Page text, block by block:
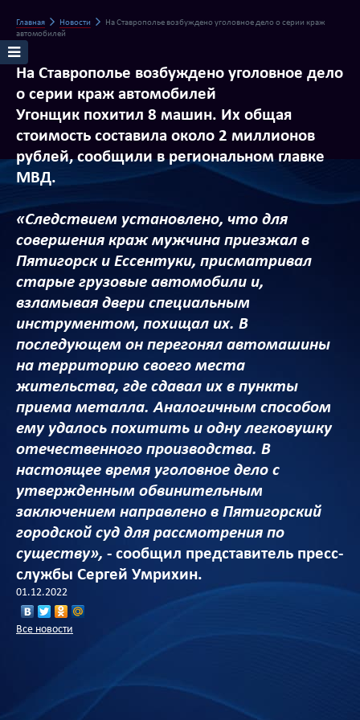
Главная Новости
На Ставрополье возбуждено уголовное дело о серии краж
автомобилей
На Ставрополье возбуждено уголовное дело
о серии краж автомобилей
Угонщик похитил 8 машин. Их общая
стоимость составила около 2 миллионов
рублей, сообщили в региональном главке
МВД.
«Следствием установлено, что для
совершения краж мужчина приезжал в
Пятигорск и Ессентуки, присматривал
старые грузовые автомобили и,
взламывая двери специальным
инструментом, похищал их. В
последующем он перегонял автомашины
на территорию своего места
жительства, где сдавал их в пункты
приема металла. Аналогичным способом
ему удалось похитить и одну легковушку
отечественного производства. В
настоящее время уголовное дело с
утвержденным обвинительным
заключением направлено в Пятигорский
городской суд для рассмотрения по
существу», - сообщил представитель пресс-
службы Сергей Умрихин.
01.12.2022
Все новости